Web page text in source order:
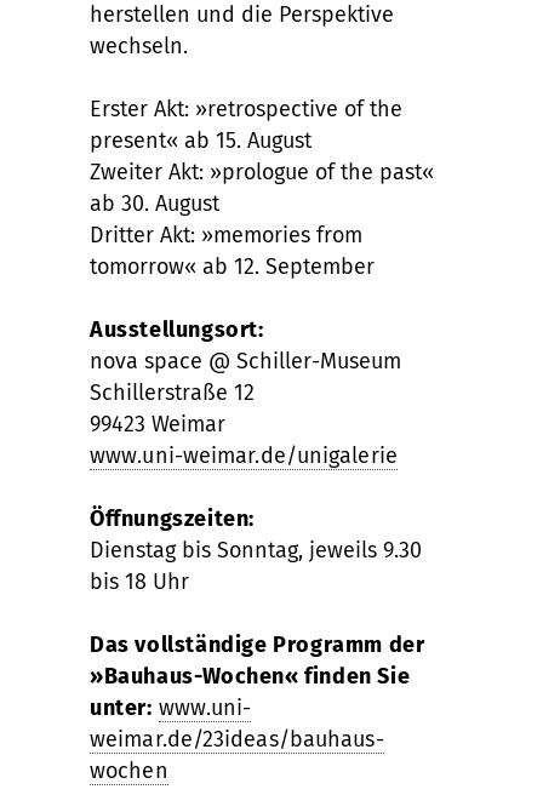
herstellen und die Perspektive
wechseln.
Erster Akt: »retrospective of the
present« ab 15. August
Zweiter Akt: »prologue of the past«
ab 30. August
Dritter Akt: »memories from
tomorrow« ab 12. September
Ausstellungsort:
nova space @ Schiller-Museum
Schillerstraße 12
99423 Weimar
www.uni-weimar.de/unigalerie
Öffnungszeiten:
Dienstag bis Sonntag, jeweils 9.30
bis 18 Uhr
Das vollständige Programm der
»Bauhaus-Wochen« finden Sie
unter: www.uni-
weimar.de/23ideas/bauhaus-
wochen